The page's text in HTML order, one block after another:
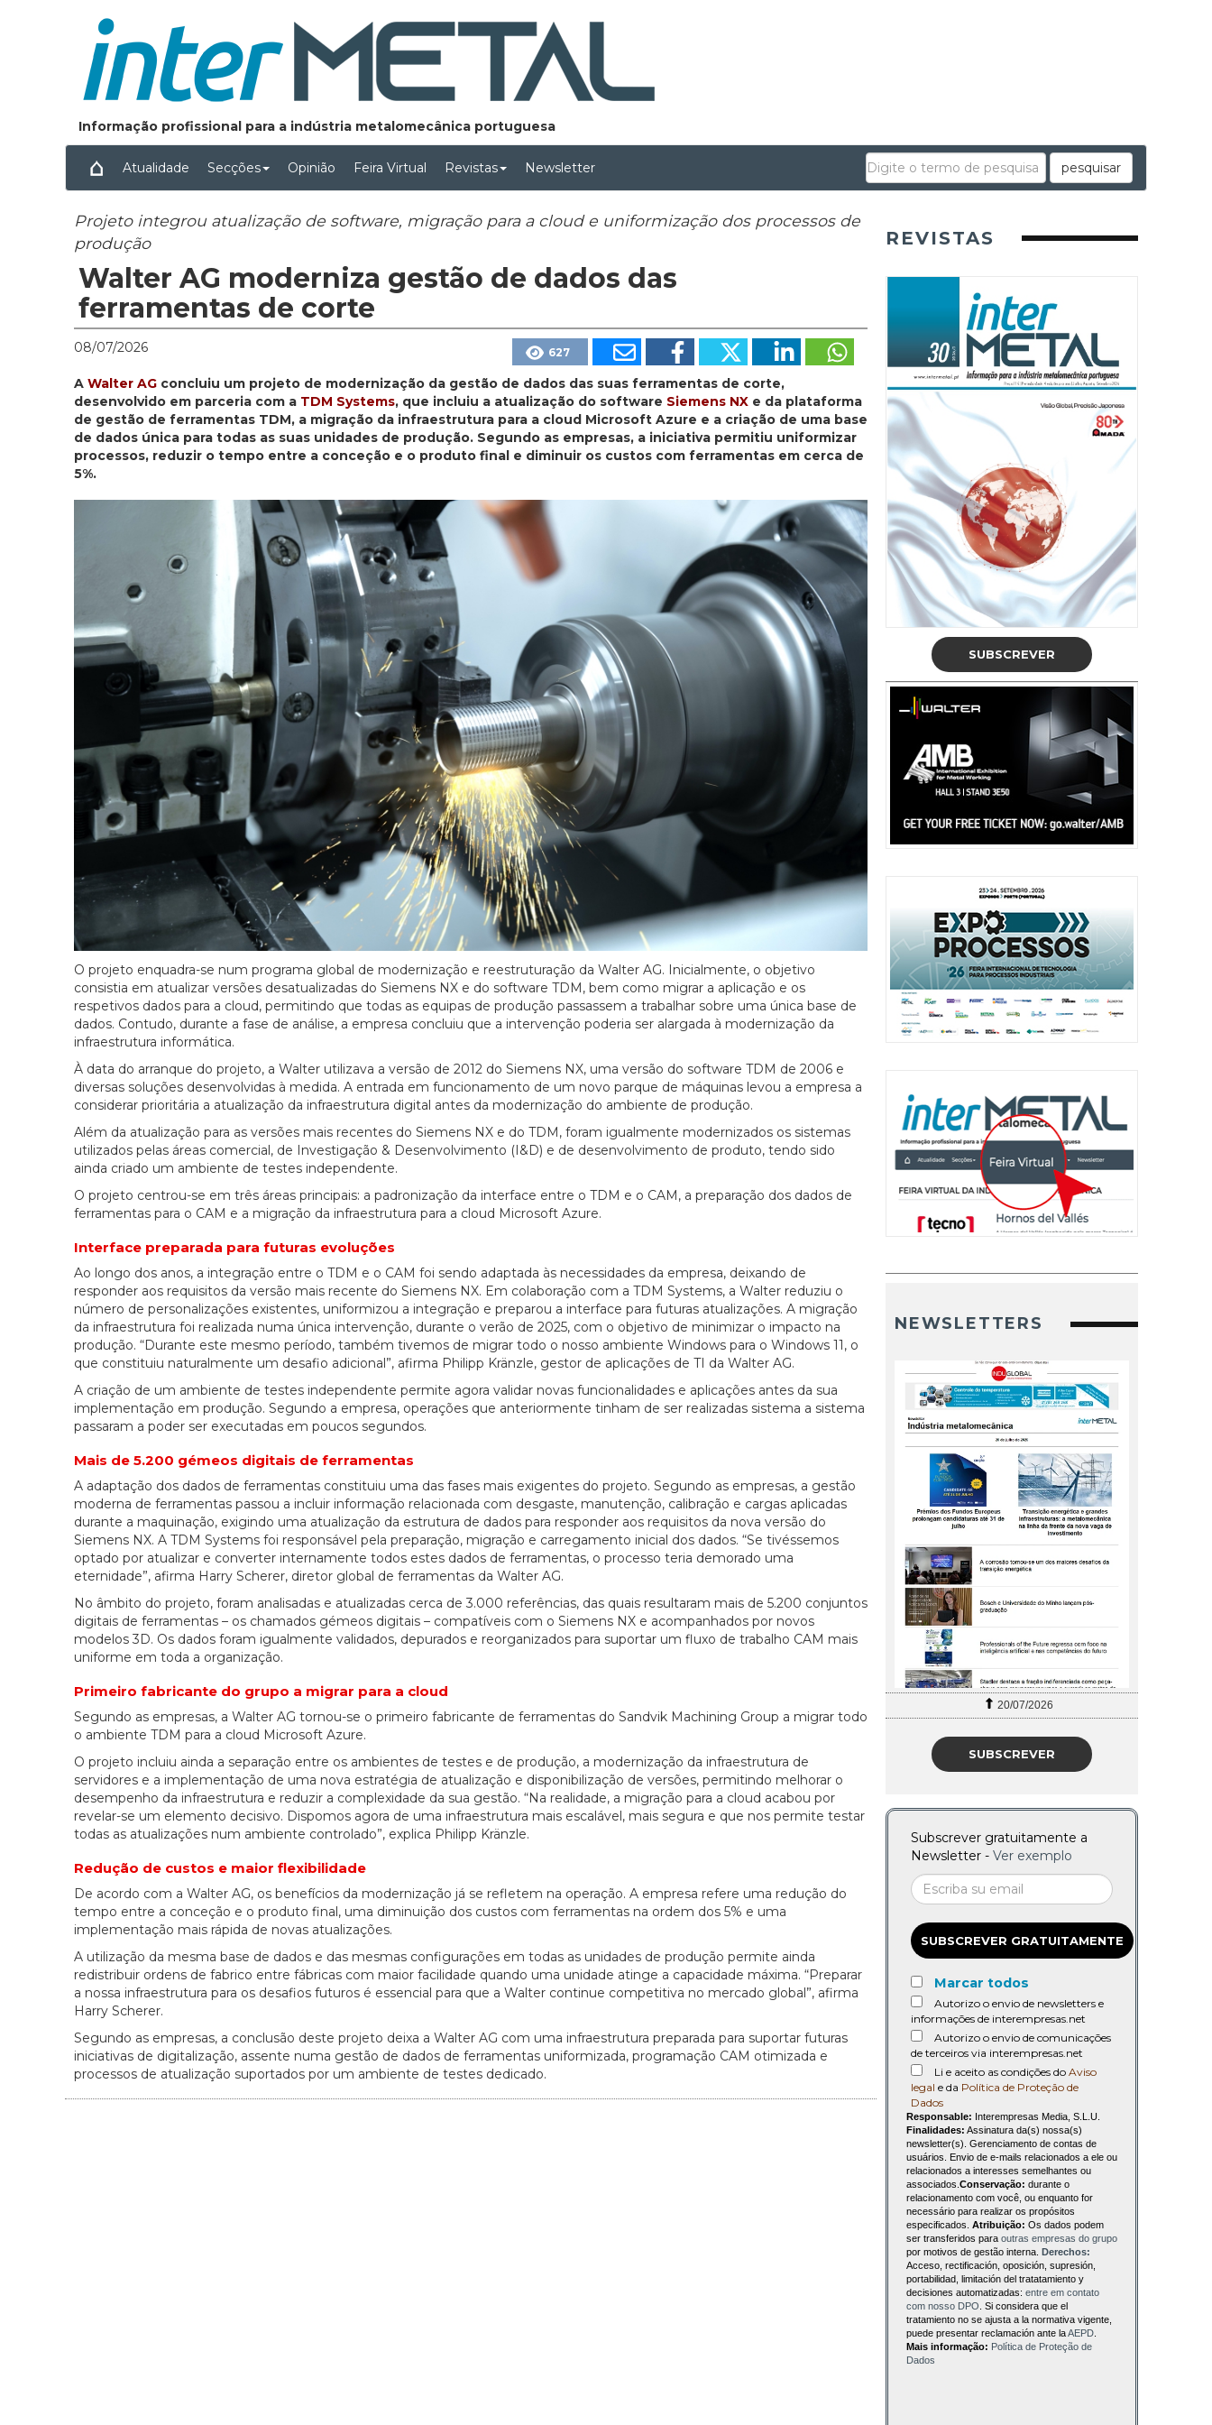
Informação profissional para a indústria metalomecânica portuguesa
Atualidade Secções Opinião Feira Virtual Revistas Newsletter pesquisar
Projeto integrou atualização de software, migração para a cloud e uniformização dos processos de
produção
Walter AG moderniza gestão de dados das
ferramentas de corte
08/07/2026 627
A Walter AG concluiu um projeto de modernização da gestão de dados das suas ferramentas de corte,
desenvolvido em parceria com a TDM Systems, que incluiu a atualização do software Siemens NX e da plataforma
de gestão de ferramentas TDM, a migração da infraestrutura para a cloud Microsoft Azure e a criação de uma base
de dados única para todas as suas unidades de produção. Segundo as empresas, a iniciativa permitiu uniformizar
processos, reduzir o tempo entre a conceção e o produto final e diminuir os custos com ferramentas em cerca de
5%.
O projeto enquadra-se num programa global de modernização e reestruturação da Walter AG. Inicialmente, o objetivo
consistia em atualizar versões desatualizadas do Siemens NX e do software TDM, bem como migrar a aplicação e os
respetivos dados para a cloud, permitindo que todas as equipas de produção passassem a trabalhar sobre uma única base de
dados. Contudo, durante a fase de análise, a empresa concluiu que a intervenção poderia ser alargada à modernização da
infraestrutura informática.
À data do arranque do projeto, a Walter utilizava a versão de 2012 do Siemens NX, uma versão do software TDM de 2006 e
diversas soluções desenvolvidas à medida. A entrada em funcionamento de um novo parque de máquinas levou a empresa a
considerar prioritária a atualização da infraestrutura digital antes da modernização do ambiente de produção.
Além da atualização para as versões mais recentes do Siemens NX e do TDM, foram igualmente modernizados os sistemas
utilizados pelas áreas comercial, de Investigação & Desenvolvimento (I&D) e de desenvolvimento de produto, tendo sido
ainda criado um ambiente de testes independente.
O projeto centrou-se em três áreas principais: a padronização da interface entre o TDM e o CAM, a preparação dos dados de
ferramentas para o CAM e a migração da infraestrutura para a cloud Microsoft Azure.
Interface preparada para futuras evoluções
Ao longo dos anos, a integração entre o TDM e o CAM foi sendo adaptada às necessidades da empresa, deixando de
responder aos requisitos da versão mais recente do Siemens NX. Em colaboração com a TDM Systems, a Walter reduziu o
número de personalizações existentes, uniformizou a integração e preparou a interface para futuras atualizações. A migração
da infraestrutura foi realizada numa única intervenção, durante o verão de 2025, com o objetivo de minimizar o impacto na
produção. “Durante este mesmo período, também tivemos de migrar todo o nosso ambiente Windows para o Windows 11, o
que constituiu naturalmente um desafio adicional”, afirma Philipp Kränzle, gestor de aplicações de TI da Walter AG.
A criação de um ambiente de testes independente permite agora validar novas funcionalidades e aplicações antes da sua
implementação em produção. Segundo a empresa, operações que anteriormente tinham de ser realizadas sistema a sistema
passaram a poder ser executadas em poucos segundos.
Mais de 5.200 gémeos digitais de ferramentas
A adaptação dos dados de ferramentas constituiu uma das fases mais exigentes do projeto. Segundo as empresas, a gestão
moderna de ferramentas passou a incluir informação relacionada com desgaste, manutenção, calibração e cargas aplicadas
durante a maquinação, exigindo uma atualização da estrutura de dados para responder aos requisitos da nova versão do
Siemens NX. A TDM Systems foi responsável pela preparação, migração e carregamento inicial dos dados. “Se tivéssemos
optado por atualizar e converter internamente todos estes dados de ferramentas, o processo teria demorado uma
eternidade”, afirma Harry Scherer, diretor global de ferramentas da Walter AG.
No âmbito do projeto, foram analisadas e atualizadas cerca de 3.000 referências, das quais resultaram mais de 5.200 conjuntos
digitais de ferramentas – os chamados gémeos digitais – compatíveis com o Siemens NX e acompanhados por novos
modelos 3D. Os dados foram igualmente validados, depurados e reorganizados para suportar um fluxo de trabalho CAM mais
uniforme em toda a organização.
Primeiro fabricante do grupo a migrar para a cloud
Segundo as empresas, a Walter AG tornou-se o primeiro fabricante de ferramentas do Sandvik Machining Group a migrar todo
o ambiente TDM para a cloud Microsoft Azure.
O projeto incluiu ainda a separação entre os ambientes de testes e de produção, a modernização da infraestrutura de
servidores e a implementação de uma nova estratégia de atualização e disponibilização de versões, permitindo melhorar o
desempenho da infraestrutura e reduzir a complexidade da sua gestão. “Na realidade, a migração para a cloud acabou por
revelar-se um elemento decisivo. Dispomos agora de uma infraestrutura mais escalável, mais segura e que nos permite testar
todas as atualizações num ambiente controlado”, explica Philipp Kränzle.
Redução de custos e maior flexibilidade
De acordo com a Walter AG, os benefícios da modernização já se refletem na operação. A empresa refere uma redução do
tempo entre a conceção e o produto final, uma diminuição dos custos com ferramentas na ordem dos 5% e uma
implementação mais rápida de novas atualizações.
A utilização da mesma base de dados e das mesmas configurações em todas as unidades de produção permite ainda
redistribuir ordens de fabrico entre fábricas com maior facilidade quando uma unidade atinge a capacidade máxima. “Preparar
a nossa infraestrutura para os desafios futuros é essencial para que a Walter continue competitiva no mercado global”, afirma
Harry Scherer.
Segundo as empresas, a conclusão deste projeto deixa a Walter AG com uma infraestrutura preparada para suportar futuras
iniciativas de digitalização, assente numa gestão de dados de ferramentas uniformizada, programação CAM otimizada e
processos de atualização suportados por um ambiente de testes dedicado.
REVISTAS
SUBSCREVER
NEWSLETTERS
20/07/2026
SUBSCREVER
Subscrever gratuitamente a
Newsletter - Ver exemplo
SUBSCREVER GRATUITAMENTE
Marcar todos
Autorizo o envio de newsletters e
informações de interempresas.net
Autorizo o envio de comunicações
de terceiros via interempresas.net
Li e aceito as condições do Aviso
legal e da Política de Proteção de
Dados
Responsable: Interempresas Media, S.L.U.
Finalidades: Assinatura da(s) nossa(s)
newsletter(s). Gerenciamento de contas de
usuários. Envio de e-mails relacionados a ele ou
relacionados a interesses semelhantes ou
associados. Conservação: durante o
relacionamento com você, ou enquanto for
necessário para realizar os propósitos
especificados. Atribuição: Os dados podem
ser transferidos para outras empresas do grupo
por motivos de gestão interna. Derechos:
Acceso, rectificación, oposición, supresión,
portabilidad, limitación del tratatamiento y
decisiones automatizadas: entre em contato
com nosso DPO . Si considera que el
tratamiento no se ajusta a la normativa vigente,
puede presentar reclamación ante laAEPD
Mais informação: Política de Proteção de
Dados